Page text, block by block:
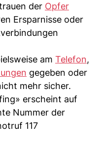
der Opfer
Ersparnisse oder
am Telefon,
gegeben oder
mehr sicher.
erscheint auf
Nummer der
117